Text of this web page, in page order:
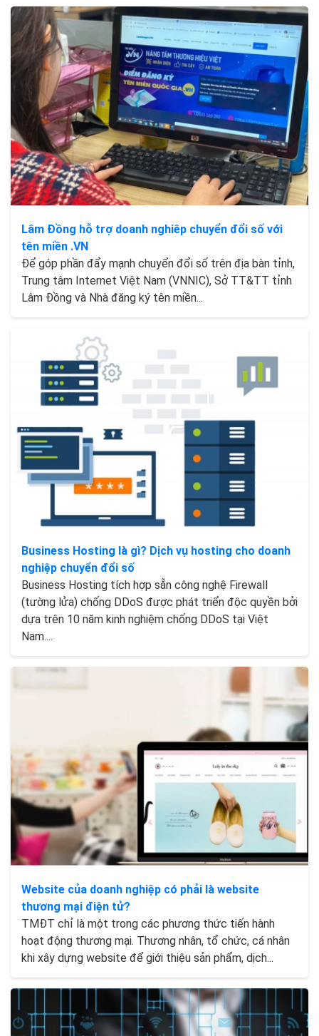
Lâm Đồng hỗ trợ doanh nghiêp chuyển đổi số với
tên miền .VN
Để góp phần đẩy mạnh chuyển đổi số trên địa bàn tỉnh,
Trung tâm Internet Việt Nam (VNNIC), Sở TT&TT tỉnh
Lâm Đồng và Nhà đăng ký tên miền...
Business Hosting là gì? Dịch vụ hosting cho doanh
nghiệp chuyển đổi số
Business Hosting tích hợp sẵn công nghệ Firewall
(tường lửa) chống DDoS được phát triển độc quyền bởi
dựa trên 10 năm kinh nghiệm chống DDoS tại Việt
Nam....
Website của doanh nghiệp có phải là website
thương mại điện tử?
TMĐT chỉ là một trong các phương thức tiến hành
hoạt động thương mại. Thương nhân, tổ chức, cá nhân
khi xây dựng website để giới thiệu sản phẩm, dịch...